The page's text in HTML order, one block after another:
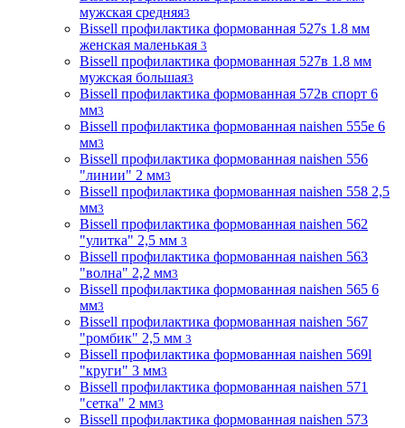
мужская средняя3
Bissell профилактика формованная 527s 1.8 мм
женская маленькая 3
Bissell профилактика формованная 527в 1.8 мм
мужская большая3
Bissell профилактика формованная 572в спорт 6
мм3
Bissell профилактика формованная naishen 555е 6
мм3
Bissell профилактика формованная naishen 556
"линии" 2 мм3
Bissell профилактика формованная naishen 558 2,5
мм3
Bissell профилактика формованная naishen 562
"улитка" 2,5 мм 3
Bissell профилактика формованная naishen 563
"волна" 2,2 мм3
Bissell профилактика формованная naishen 565 6
мм3
Bissell профилактика формованная naishen 567
"ромбик" 2,5 мм 3
Bissell профилактика формованная naishen 569l
"круги" 3 мм3
Bissell профилактика формованная naishen 571
"сетка" 2 мм3
Bissell профилактика формованная naishen 573